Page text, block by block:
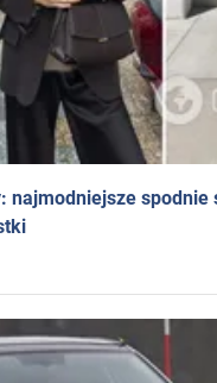
najmodniejsze spodnie